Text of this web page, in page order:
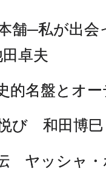
舗─私が出
卓夫
名盤とオー
び 和田博巳
ヤッシャ